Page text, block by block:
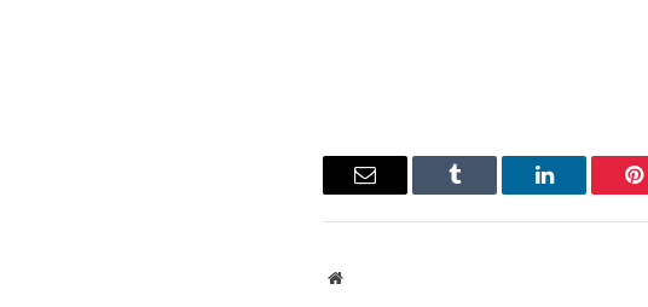
بينتيريستلينكدإن Tumblr
البريد
موقع